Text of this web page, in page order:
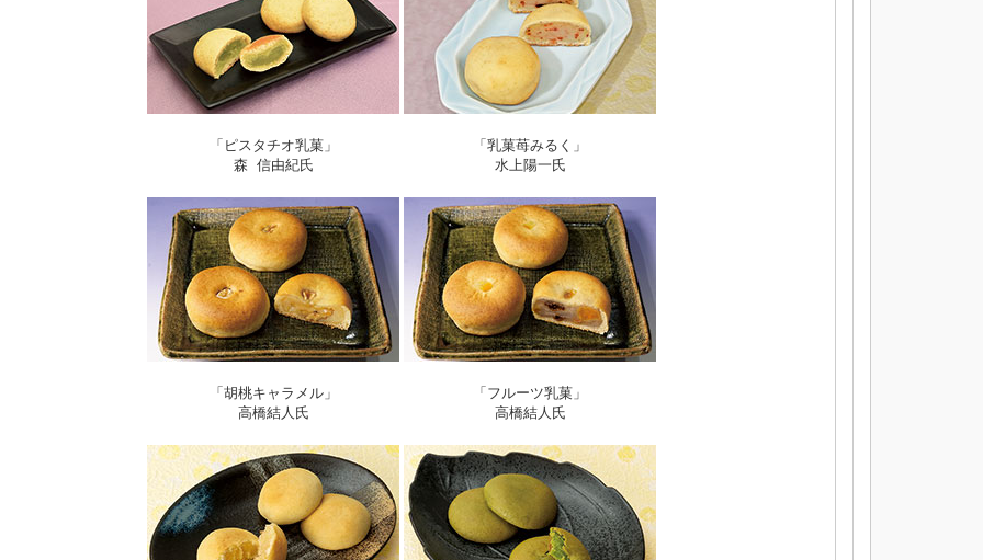
「ピスタチオ乳菓」
森 信由紀氏
「乳菓苺みるく」
水上陽一氏
「胡桃キャラメル」
高橋結人氏
「フルーツ乳菓」
高橋結人氏